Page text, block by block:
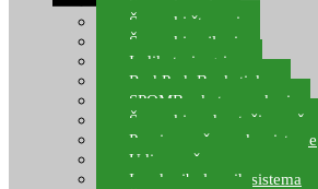
Šaranski štapovi
Šaranski najloni
Indikatori ugriza
Rod Pod, Banksticks
SPOMB rakete, markeri
Šaranski podmetači, mreže
Pernice za šaranske sisteme
Udice za šarana, amura
Izrada ribolovnih sistema